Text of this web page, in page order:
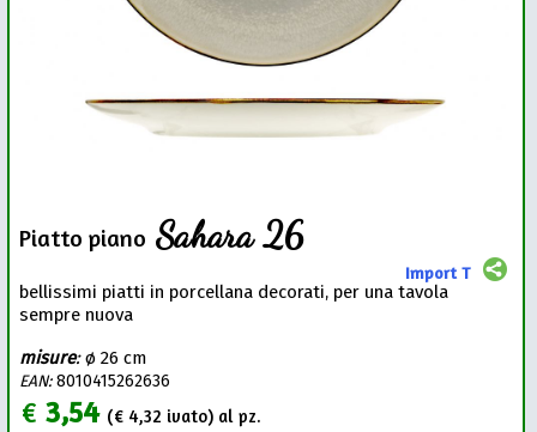
Piatto piano Sahara 26
Import T
bellissimi piatti in porcellana decorati, per una tavola
sempre nuova
misure:ø 26 cm
EAN:8010415262636
€3,54 (€ 4,32 ivato) al pz.